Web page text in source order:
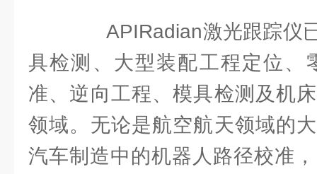
APIRadian激光跟踪仪
具检测、大型装配工程定位、
准、逆向工程、模具检测及机
领域。无论是航空航天领域的
汽车制造中的机器人路径校准